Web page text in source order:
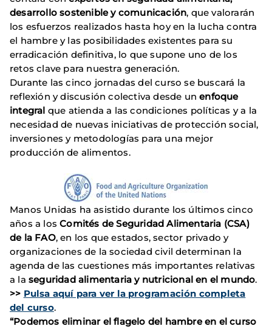
desarrollo sostenible y comunicación, que valorarán
los esfuerzos realizados hasta hoy en la lucha contra
el hambre y las posibilidades existentes para su
erradicación definitiva, lo que supone uno de los
retos clave para nuestra generación.
Durante las cinco jornadas del curso se buscará la
reflexión y discusión colectiva desde unenfoque
integral que atienda a las condiciones políticas y a la
necesidad de nuevas iniciativas de protección social,
inversiones y metodologías para una mejor
producción de alimentos.
Manos Unidas ha asistido durante los últimos cinco
años a losComités de Seguridad Alimentaria (CSA)
de la FAO, en los que estados, sector privado y
organizaciones de la sociedad civil determinan la
agenda de las cuestiones más importantes relativas
a la seguridad alimentaria y nutricional en el mundo.
>> Pulsa aquí para ver la programación completa
del curso.
“Podemos eliminar el flagelo del hambre en el curso